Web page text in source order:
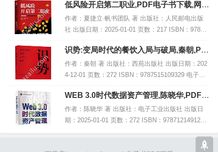
简介...
低风险开启第二职业,PDF电子书下载,网盘
资源
作者：夏捷立·帆书团队 著 出版社：人民邮电出版
社 出版日期：2025-01-01 页数：217 ISBN：97871
15658050 电子书大小：185MB [高清扫描版PDF格
式] 内容...
识势:变局时代的餐饮入局与破局,秦朝,PD
F电子书网盘下载
作者：秦朝 著 出版社：西苑出版社 出版日期：202
4-12-01 页数：272 ISBN：9787515109329 电子书
大小：219MB [高清扫描版PDF格式] 内容简介 在当
今餐饮...
WEB 3.0时代数据资产管理,陈晓华,PDF电
子书网盘下载
作者：陈晓华 著 出版社：电子工业出版社 出版日
期：2025-01-01 页数：272 ISBN：9787121491269